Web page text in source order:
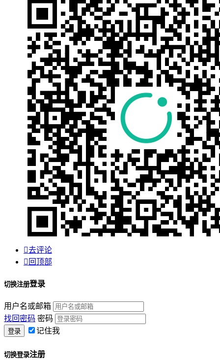
去评论
 回顶部
切换注册登录
用户名或邮箱
找回密码 密码
记住我
切换登录注册